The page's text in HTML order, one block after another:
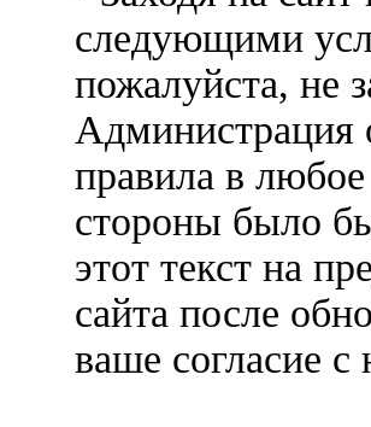
следующими
пожалуйста, не
Администрация
правила в
стороны было
этот текст на
сайта после
ваше согласие с